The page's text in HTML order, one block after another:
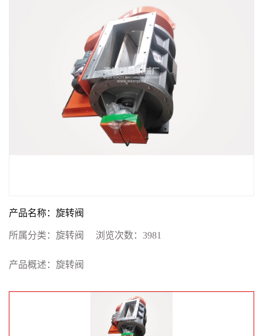
产品名称：旋转阀
所属分类： 旋转阀 浏览次数： 3981
产品概述：旋转阀